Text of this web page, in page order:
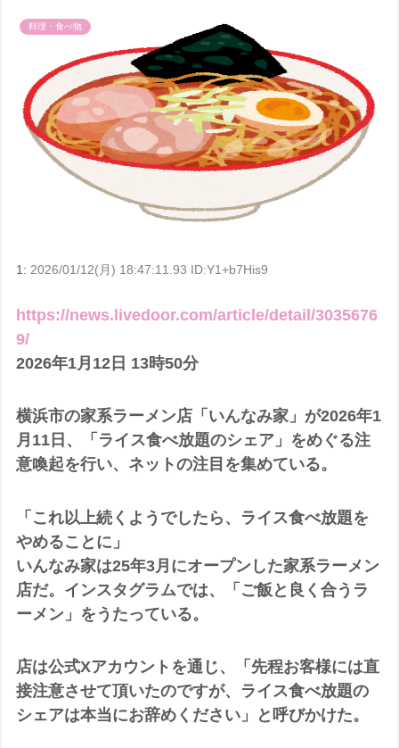
料理・食べ物
1: 2026/01/12(月) 18:47:11.93 ID:Y1+b7His9
https://news.livedoor.com/article/detail/3035676
9/
2026年1月12日 13時50分
横浜市の家系ラーメン店「いんなみ家」が2026年1
月11日、「ライス食べ放題のシェア」をめぐる注
意喚起を行い、ネットの注目を集めている。
「これ以上続くようでしたら、ライス食べ放題を
やめることに」
いんなみ家は25年3月にオープンした家系ラーメン
店だ。インスタグラムでは、「ご飯と良く合うラ
ーメン」をうたっている。
店は公式Xアカウントを通じ、「先程お客様には直
接注意させて頂いたのですが、ライス食べ放題の
シェアは本当にお辞めください」と呼びかけた。